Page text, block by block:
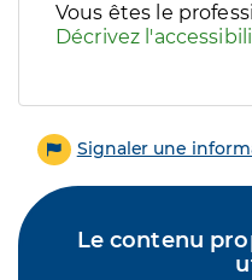
Vous êtes le
Décrivez
Signaler une
Le contenu